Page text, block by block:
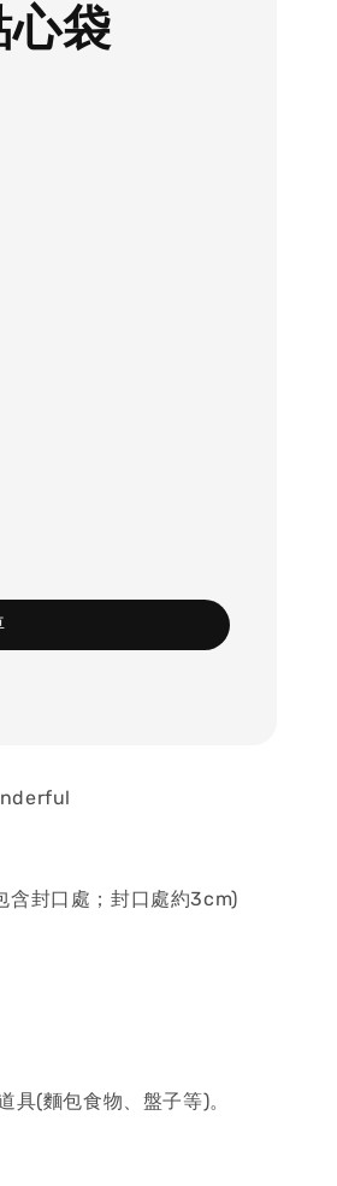
心袋
封口處；封口處約3cm)
(麵包食物、盤子等)。